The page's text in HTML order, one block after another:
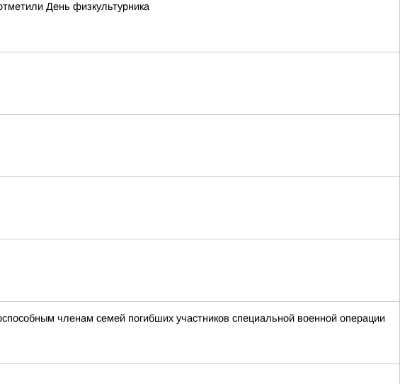
День физкультурника
членам семей погибших участников специальной военной операции